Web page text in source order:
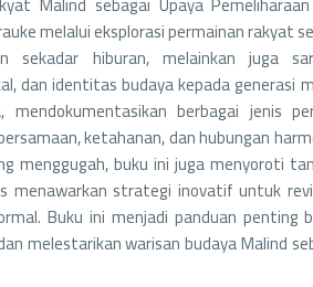
melalui eksplorasi permainan rakyat
sekadar hiburan, melainkan juga
dan identitas budaya kepada generasi
berbagai jenis
ketahanan, dan hubungan
menggugah, buku ini juga menyoroti
menawarkan strategi inovatif untuk
Buku ini menjadi panduan penting
melestarikan warisan budaya Malind